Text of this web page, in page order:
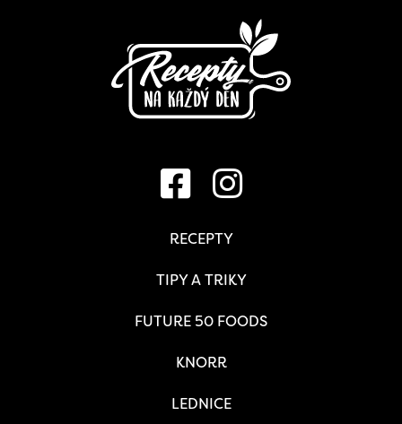
RECEPTY
TIPY A TRIKY
FUTURE 50 FOODS
KNORR
LEDNICE